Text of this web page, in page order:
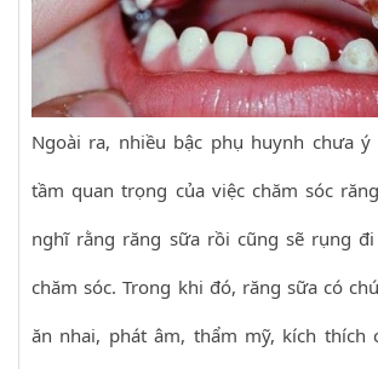
Ngoài ra, nhiều bậc phụ huynh chưa
tầm quan trọng của việc chăm sóc
nghĩ rằng răng sữa rồi cũng sẽ rụng
chăm sóc. Trong khi đó, răng sữa có
ăn nhai, phát âm, thẩm mỹ, kích thích